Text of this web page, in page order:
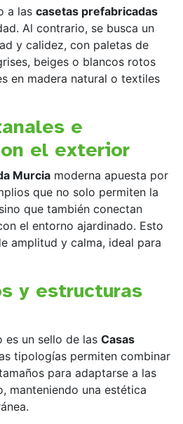
a las casetas prefabricadas
Al contrario, se busca un
y calidez, con paletas de
beiges o blancos rotos
en madera natural o textiles
e
el exterior
Murcia moderna apuesta por
que no solo permiten la
que también conectan
el entorno ajardinado. Esto
amplitud y calma, ideal para
y estructuras
es un sello de las Casas
tipologías permiten combinar
para adaptarse a las
manteniendo una estética